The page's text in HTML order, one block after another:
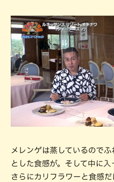
メレンゲは蒸しているので
とした食感が。そして中に入
さらにカリフラワーと食感